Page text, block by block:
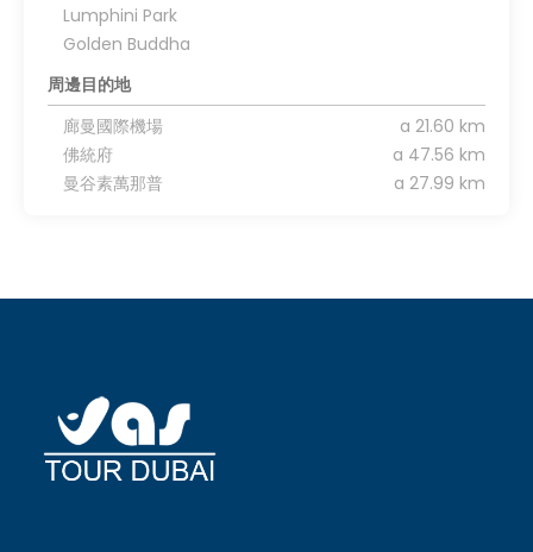
Lumphini Park
Golden Buddha
周邊目的地
廊曼國際機場
a 21.60 km
佛統府
a 47.56 km
曼谷素萬那普
a 27.99 km